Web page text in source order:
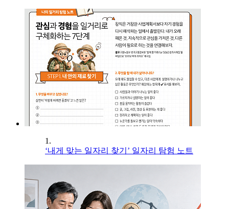
1.
‘내게 맞는 일자리 찾기’ 일자리 탐험 노트